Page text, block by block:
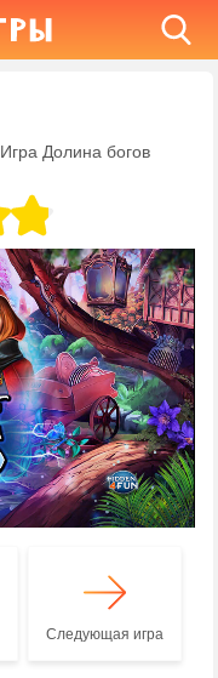
Игра Долина богов
Следующая игра